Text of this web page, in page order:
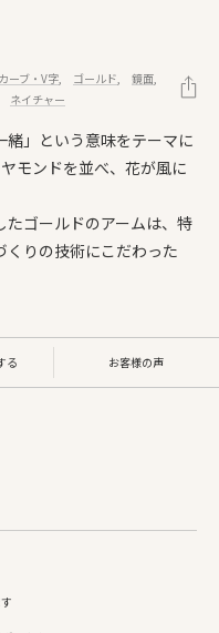
ーブ・V字 ゴールド
鏡面
ネイチャー
」という意味をテーマに
モンドを並べ、花が風に
たゴールドのアームは、特
りの技術にこだわった
る お客様の声